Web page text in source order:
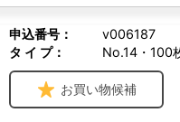
申込番号：
v006187
タ イ プ：
No.14・100
お買い物候補